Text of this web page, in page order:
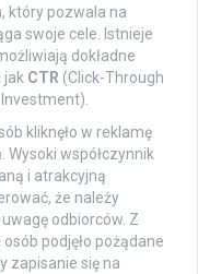
który pozwala na
swoje cele. Istnieje
dokładne
jak CTR (Click-Through
kliknęło w reklamę
współczynnik
i atrakcyjną
że należy
odbiorców. Z
podjęło pożądane
zapisanie się na